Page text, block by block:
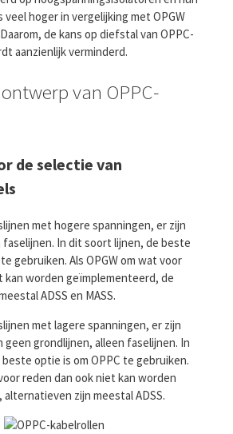
hoger in vergelijking met OPGW
de kans op diefstal van OPPC-
aanzienlijk verminderd.
van OPPC-
de selectie van
met hogere spanningen, er zijn
In dit soort lijnen, de beste
gebruiken. Als OPGW om wat voor
kan worden geïmplementeerd, de
ADSS en MASS.
met lagere spanningen, er zijn
geen grondlijnen, alleen faselijnen. In
optie is om OPPC te gebruiken.
reden dan ook niet kan worden
zijn meestal ADSS.